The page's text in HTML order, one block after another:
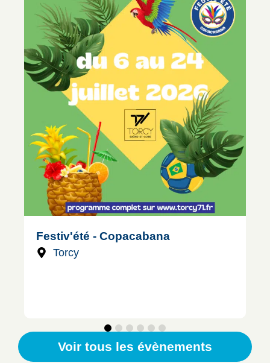
Festiv'été - Copacabana
Torcy
Voir tous les évènements